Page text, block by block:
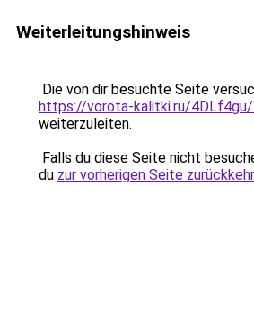
Weiterleitungshinweis
Die von dir besuchte Seite
https://vorota-kalitki.ru/4DLf4gu/
weiterzuleiten.
Falls du diese Seite nicht
du zur vorherigen Seite